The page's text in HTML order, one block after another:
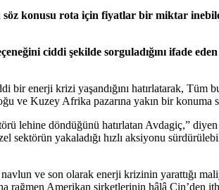
konusu rota için fiyatlar bir miktar
ciddi şekilde sorguladığını ifade
enerji krizi yaşandığını hatırlatarak, Tüm
ve Kuzey Afrika pazarına yakın bir
lehine döndüğünü hatırlatan Avdagiç,”
sektörün yakaladığı hızlı aksiyonu
ve son olarak enerji krizinin yarattığı
Amerikan şirketlerinin hâlâ Çin’den